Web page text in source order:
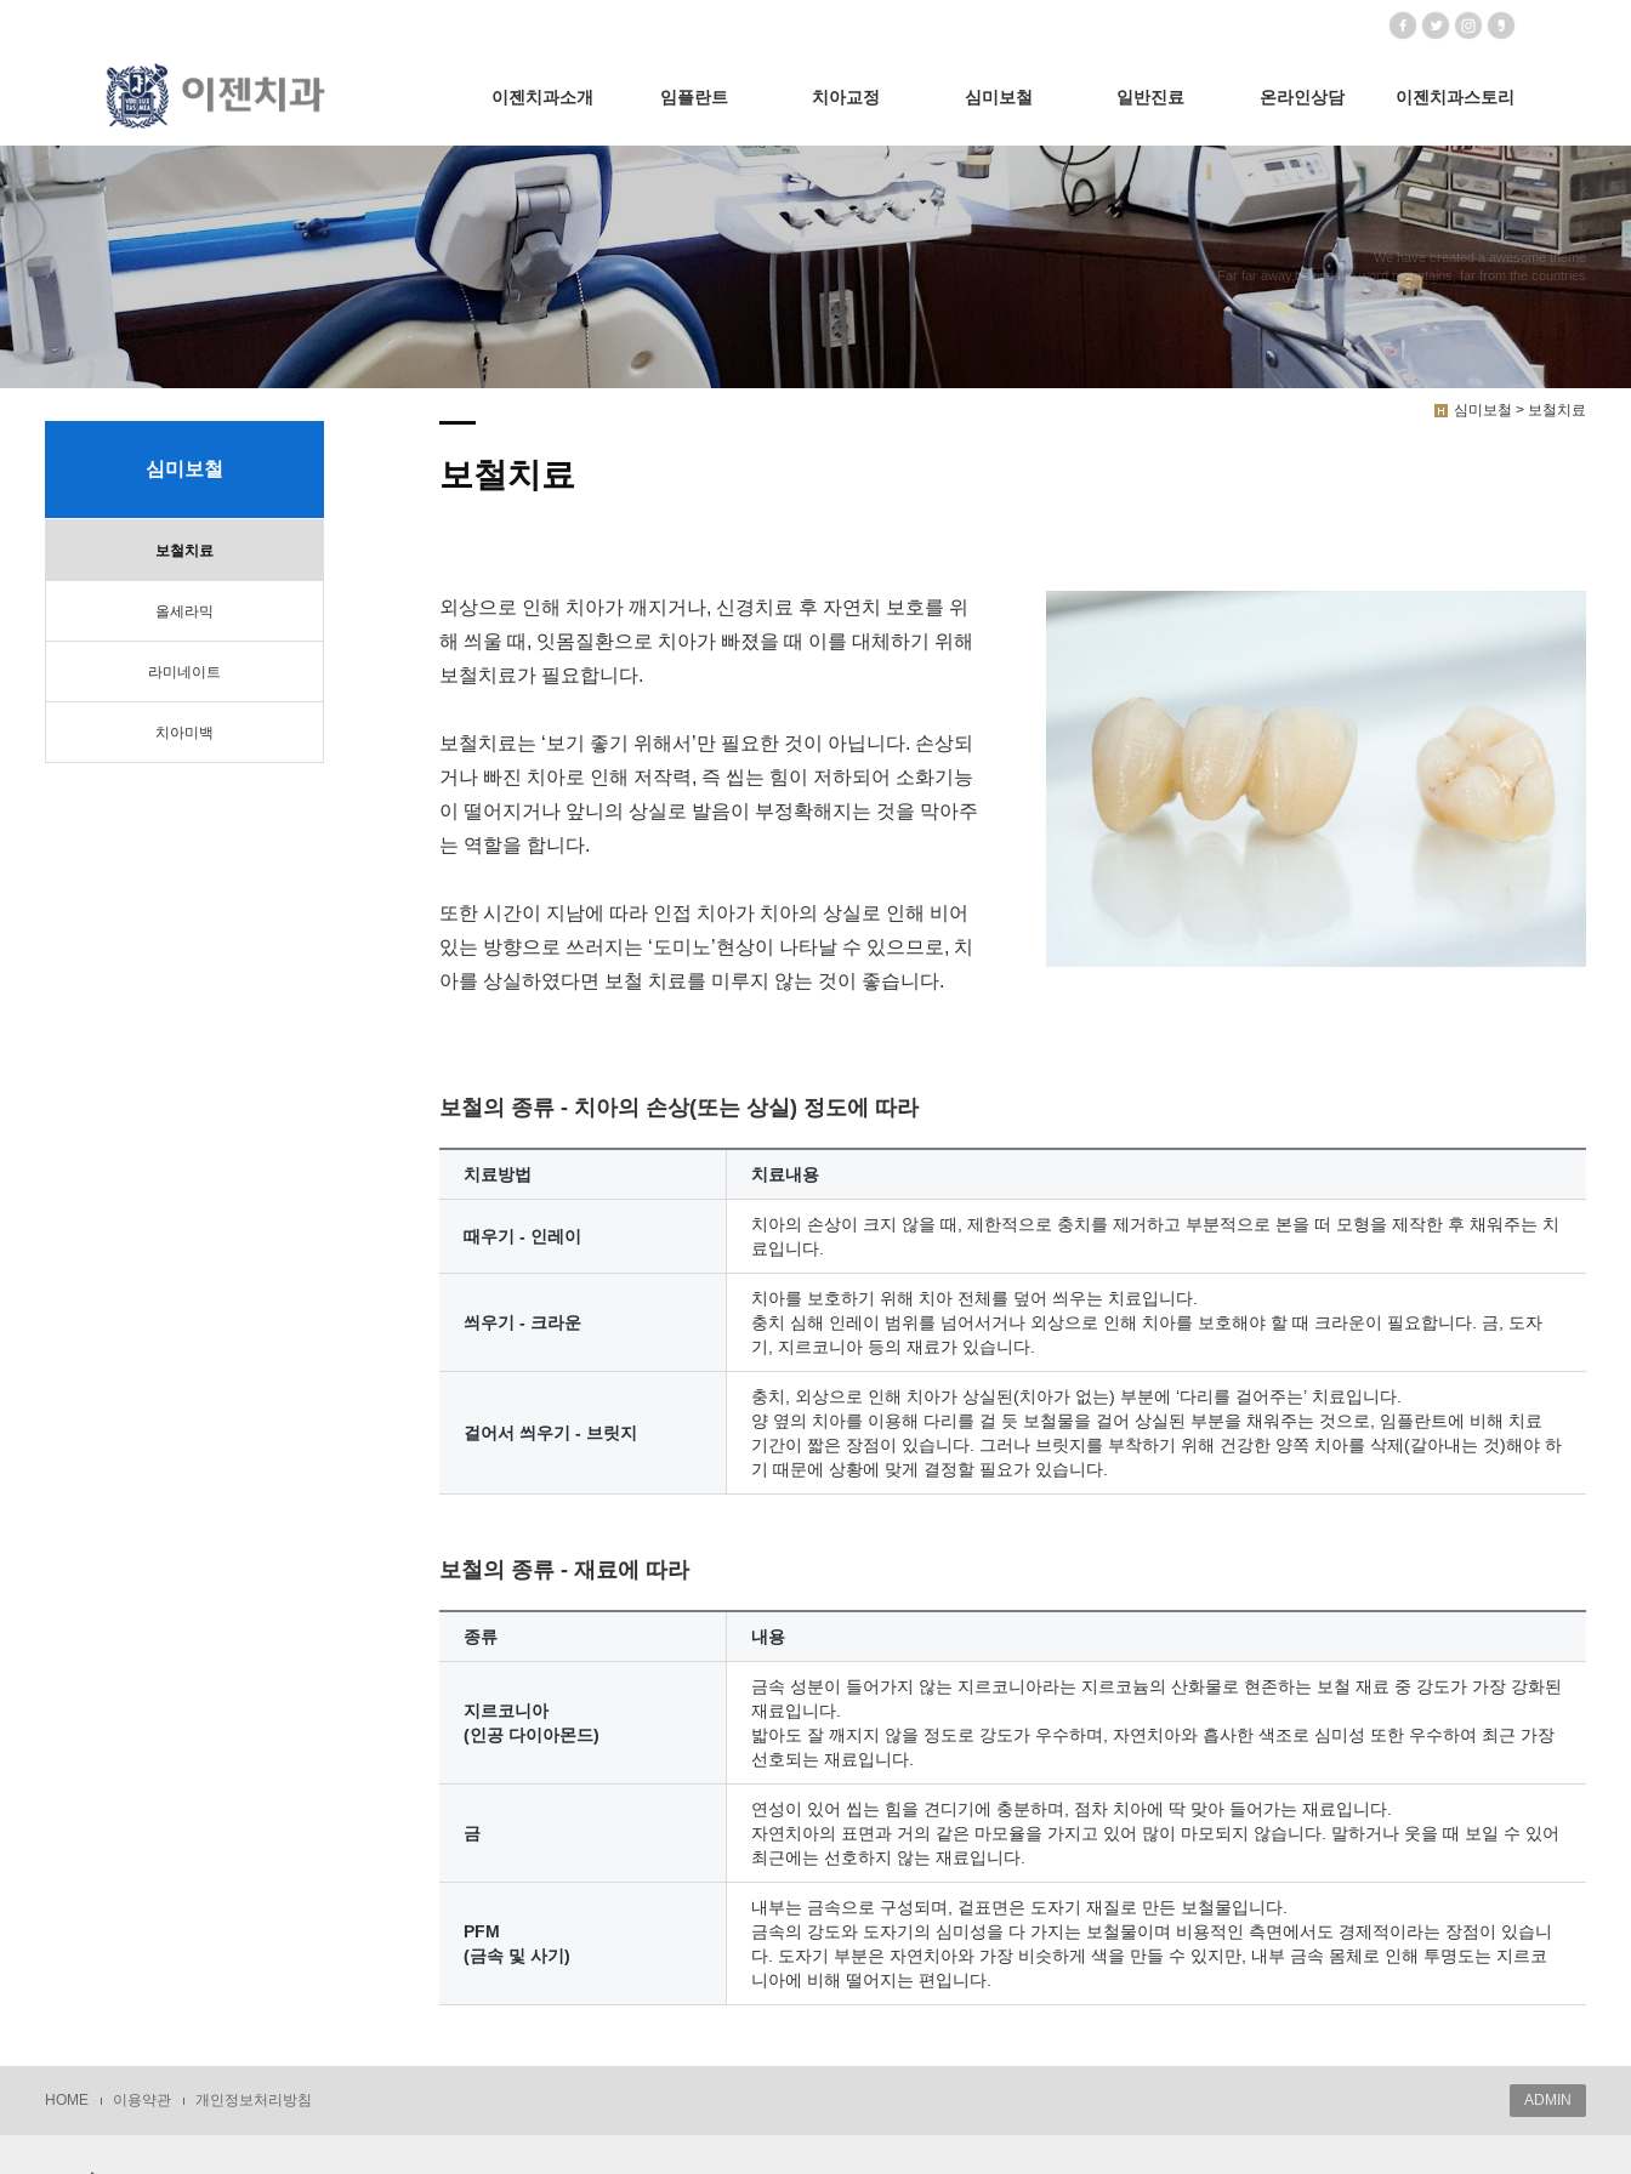
이젠치과소개 임플란트 치아교정 심미보철 일반진료 온라인상담 이젠치과스토리
We have created a awesome theme
Far far away,behind the word mountains, far from the countries
심미보철 > 보철치료
심미보철
보철치료
올세라믹
라미네이트
치아미백
보철치료
외상으로 인해 치아가 깨지거나, 신경치료 후 자연치 보호를 위
해 씌울 때, 잇몸질환으로 치아가 빠졌을 때 이를 대체하기 위해
보철치료가 필요합니다.
보철치료는 ‘보기 좋기 위해서’만 필요한 것이 아닙니다. 손상되
거나 빠진 치아로 인해 저작력, 즉 씹는 힘이 저하되어 소화기능
이 떨어지거나 앞니의 상실로 발음이 부정확해지는 것을 막아주
는 역할을 합니다.
또한 시간이 지남에 따라 인접 치아가 치아의 상실로 인해 비어
있는 방향으로 쓰러지는 ‘도미노’현상이 나타날 수 있으므로, 치
아를 상실하였다면 보철 치료를 미루지 않는 것이 좋습니다.
보철의 종류 - 치아의 손상(또는 상실) 정도에 따라
치료방법 치료내용
때우기 - 인레이
치아의 손상이 크지 않을 때, 제한적으로 충치를 제거하고 부분적으로 본을 떠 모형을 제작한 후 채워주는 치
료입니다.
씌우기 - 크라운
치아를 보호하기 위해 치아 전체를 덮어 씌우는 치료입니다.
충치 심해 인레이 범위를 넘어서거나 외상으로 인해 치아를 보호해야 할 때 크라운이 필요합니다. 금, 도자
기, 지르코니아 등의 재료가 있습니다.
걸어서 씌우기 - 브릿지
충치, 외상으로 인해 치아가 상실된(치아가 없는) 부분에 ‘다리를 걸어주는’ 치료입니다.
양 옆의 치아를 이용해 다리를 걸 듯 보철물을 걸어 상실된 부분을 채워주는 것으로, 임플란트에 비해 치료
기간이 짧은 장점이 있습니다. 그러나 브릿지를 부착하기 위해 건강한 양쪽 치아를 삭제(갈아내는 것)해야 하
기 때문에 상황에 맞게 결정할 필요가 있습니다.
보철의 종류 - 재료에 따라
종류 내용
지르코니아
(인공 다이아몬드)
금속 성분이 들어가지 않는 지르코니아라는 지르코늄의 산화물로 현존하는 보철 재료 중 강도가 가장 강화된
재료입니다.
밟아도 잘 깨지지 않을 정도로 강도가 우수하며, 자연치아와 흡사한 색조로 심미성 또한 우수하여 최근 가장
선호되는 재료입니다.
금
연성이 있어 씹는 힘을 견디기에 충분하며, 점차 치아에 딱 맞아 들어가는 재료입니다.
자연치아의 표면과 거의 같은 마모율을 가지고 있어 많이 마모되지 않습니다. 말하거나 웃을 때 보일 수 있어
최근에는 선호하지 않는 재료입니다.
PFM
(금속 및 사기)
내부는 금속으로 구성되며, 겉표면은 도자기 재질로 만든 보철물입니다.
금속의 강도와 도자기의 심미성을 다 가지는 보철물이며 비용적인 측면에서도 경제적이라는 장점이 있습니
다. 도자기 부분은 자연치아와 가장 비슷하게 색을 만들 수 있지만, 내부 금속 몸체로 인해 투명도는 지르코
니아에 비해 떨어지는 편입니다.
HOME 이용약관 개인정보처리방침 ADMIN